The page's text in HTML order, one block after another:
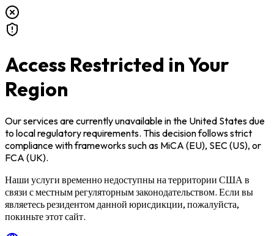
Access Restricted in Your
Region
Our services are currently unavailable inthe United Statesdue
to local regulatory requirements. This decision follows strict
compliance with frameworks such as MiCA (EU), SEC (US), or
FCA (UK).
Наши услуги временно недоступны на территории США в
связи с местным регуляторным законодательством. Если вы
являетесь резидентом данной юрисдикции, пожалуйста,
покиньте этот сайт.